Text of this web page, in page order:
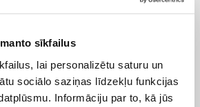
sīkfailus
lai personalizētu saturu un
sociālo saziņas līdzekļu funkcijas
Informāciju par to, kā jūs
kategorijas Operatīvās atmiņas preces
salīdzināt piedāvājumus, bet
atradīsiet plašāku informāciju par
termiņu, apmaksas iespējām un
Tas palīdz ērtāk pieņemt lēmumu un
internetā.